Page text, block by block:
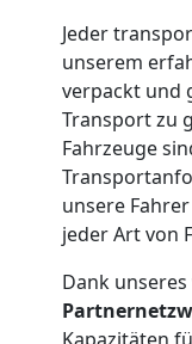
Jeder
unserem
verpackt und
Transport zu
Fahrzeuge
unsere
jeder Art von
Dank
Kapazitäten
Wiener
Neustadt
Wiener